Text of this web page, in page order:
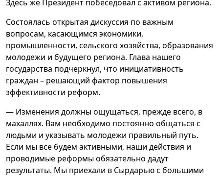
Здесь же Президент побеседовал с активом региона.
Состоялась открытая дискуссия по важным
вопросам, касающимся экономики,
промышленности, сельского хозяйства, образования
молодежи и будущего региона. Глава нашего
государства подчеркнул, что инициативность
граждан – решающий фактор повышения
эффективности реформ.
— Изменения должны ощущаться, прежде всего, в
махаллях. Вам необходимо постоянно общаться с
людьми и указывать молодежи правильный путь.
Если мы все будем активными, наши действия и
проводимые реформы обязательно дадут
результаты. Мы приехали в Сырдарью с большими